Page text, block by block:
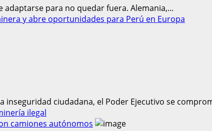
para no quedar fuera. Alemania,...
y abre oportunidades para Perú en Europa
ciudadana, el Poder Ejecutivo se
ilegal
camiones autónomos